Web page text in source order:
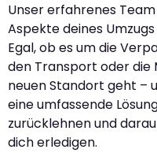
Unser erfahrenes
Aspekte deines
Egal, ob es um die
den Transport oder die
neuen Standort geht –
eine umfassende
zurücklehnen und
dich erledigen.